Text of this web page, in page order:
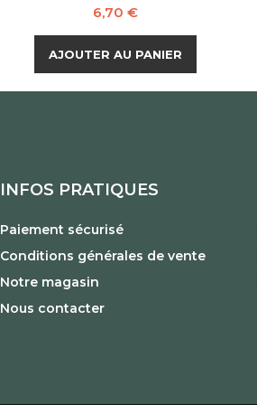
Prix
6,70 €
AJOUTER AU PANIER
INFOS PRATIQUES
Paiement sécurisé
Conditions générales de vente
Notre magasin
Nous contacter